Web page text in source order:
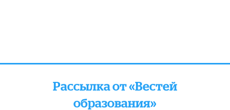
Рассылка от «Вестей
образования»